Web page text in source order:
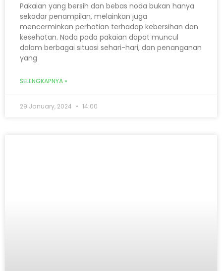
Pakaian yang bersih dan bebas noda bukan hanya
sekadar penampilan, melainkan juga
mencerminkan perhatian terhadap kebersihan dan
kesehatan. Noda pada pakaian dapat muncul
dalam berbagai situasi sehari-hari, dan penanganan
yang
SELENGKAPNYA »
29 January, 2024 14:00